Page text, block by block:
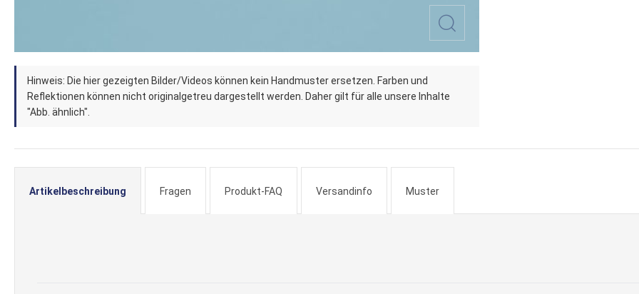
Zum
Anfang
der
Bildergalerie
springen
Hinweis: Die hier gezeigten Bilder/Videos können kein Handmuster ersetzen. Farben und
Reflektionen können nicht originalgetreu dargestellt werden. Daher gilt für alle unsere Inhalte
"Abb. ähnlich".
Artikelbeschreibung Fragen Produkt-FAQ Versandinfo Muster